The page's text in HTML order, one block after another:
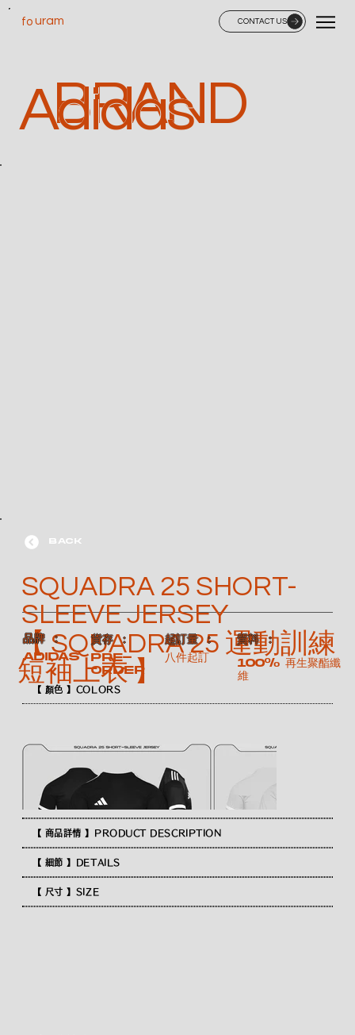
CONTACT US
uram
fo
BRAND
Adidas
【 顏色 】COLORS
【 商品詳情 】PRODUCT DESCRIPTION
【 細節 】DETAILS
【 尺寸 】SIZE
BACK
SQUADRA 25 SHORT-
SLEEVE JERSEY
【 SQUADRA 25 運動訓練
短袖上衣 】
​品牌 ：
ADIDAS
​貨存 ：
Pre-
order
​起訂量 ：
八件起訂
​質料 ：
100% 再生聚酯纖
維